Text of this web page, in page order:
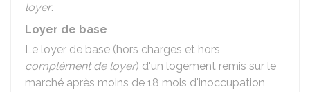
loyer.
Loyer de base
Le loyer de base (hors charges et hors
complément de loyer) d'un logement remis sur le
marché après moins de 18 mois d'inoccupation